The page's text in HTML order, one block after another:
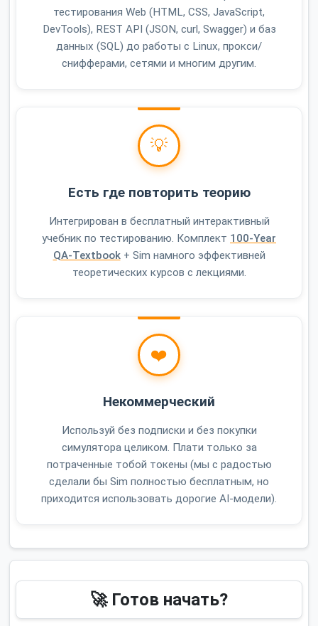
тестирования Web (HTML, CSS, JavaScript,
DevTools), REST API (JSON, curl, Swagger) и баз
данных (SQL) до работы с Linux, прокси/
снифферами, сетями и многим другим.
💡
Есть где повторить теорию
Интегрирован в бесплатный интерактивный
учебник по тестированию. Комплект 100-Year
QA-Textbook+ Sim намного эффективней
теоретических курсов с лекциями.
❤️
Некоммерческий
Используй без подписки и без покупки
симулятора целиком. Плати только за
потраченные тобой токены (мы с радостью
сделали бы Sim полностью бесплатным, но
приходится использовать дорогие AI-модели).
🚀 Готов начать?